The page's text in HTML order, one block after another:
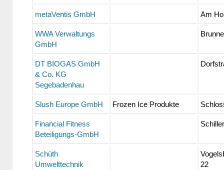
metaVentis GmbH Am
WWA Verwaltungs
GmbH
DT BIOGAS GmbH
& Co. KG
Segebadenhau
Slush Europe GmbH Frozen Ice Produkte
Financial Fitness
Beteiligungs-GmbH
Schüth
Umwelttechnik
22